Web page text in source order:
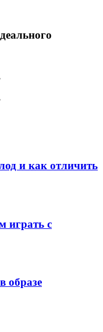
и как отличить
играть с
образе